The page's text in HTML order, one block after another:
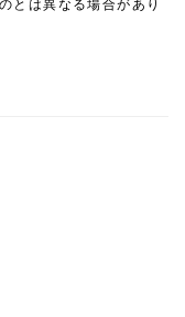
とは異なる場合があり